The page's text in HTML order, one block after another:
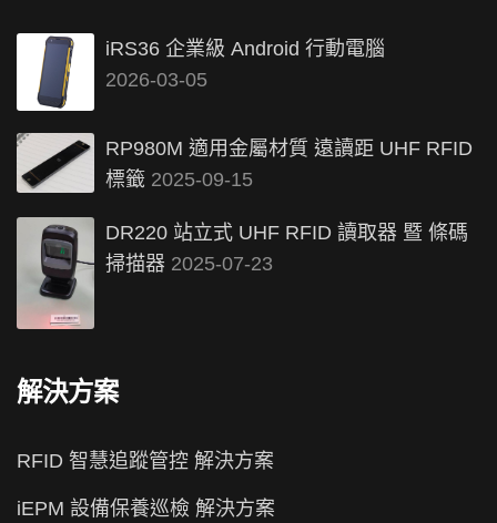
iRS36 企業級 Android 行動電腦
2026-03-05
RP980M 適用金屬材質 遠讀距 UHF RFID
標籤 2025-09-15
DR220 站立式 UHF RFID 讀取器 暨 條碼
掃描器 2025-07-23
解決方案
RFID 智慧追蹤管控 解決方案
iEPM 設備保養巡檢 解決方案